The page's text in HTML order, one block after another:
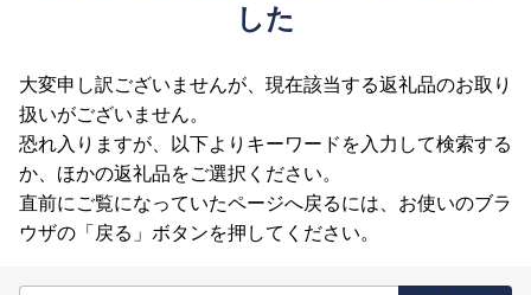
した
大変申し訳ございませんが、現在該当する返礼品のお取り
扱いがございません。
恐れ入りますが、以下よりキーワードを入力して検索する
か、ほかの返礼品をご選択ください。
直前にご覧になっていたページへ戻るには、お使いのブラ
ウザの「戻る」ボタンを押してください。